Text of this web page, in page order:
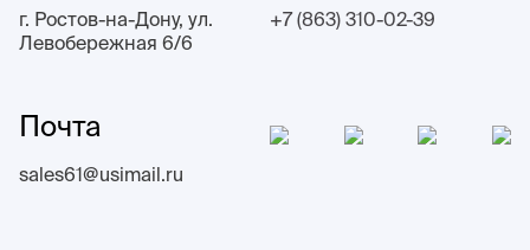
г. Ростов-на-Дону, ул.
Левобережная 6/6
+7 (863) 310-02-39
Почта
sales61@usimail.ru